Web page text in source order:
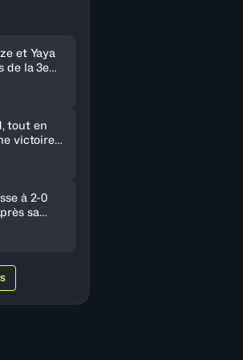
et Yaya
de la 3e
tout en
victoire
à 2-0
sa